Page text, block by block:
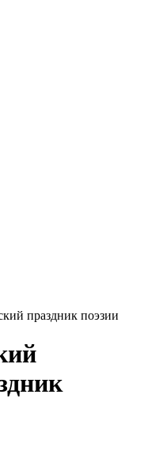
праздник поэзии